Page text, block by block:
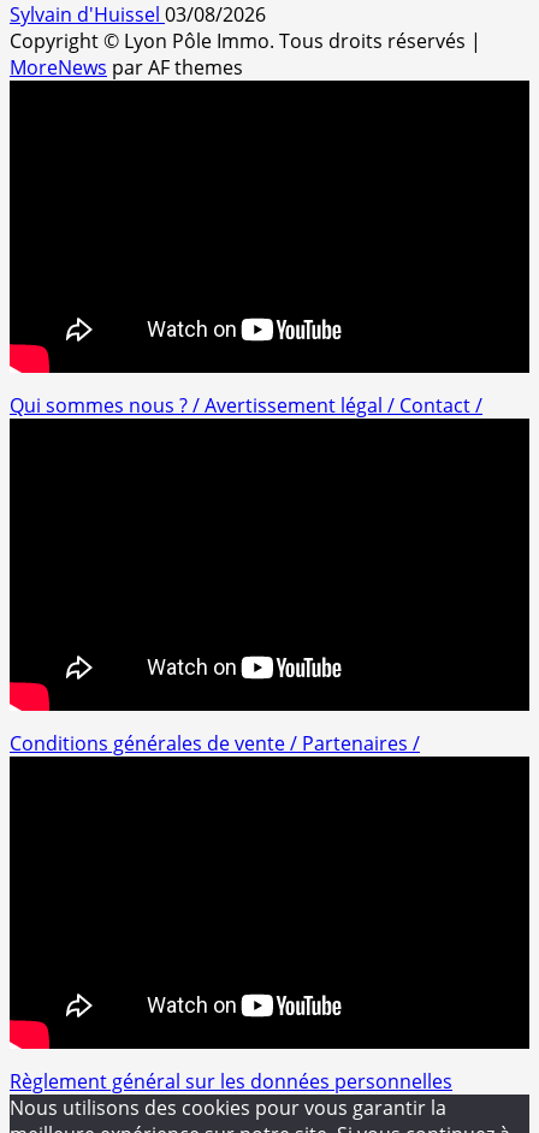
Sylvain d'Huissel 03/08/2026
Copyright © Lyon Pôle Immo. Tous droits réservés |
MoreNews par AF themes
Qui sommes nous ? /Avertissement légal / Contact /
Conditions générales de vente / Partenaires /
Règlement général sur les données personnelles
Nous utilisons des cookies pour vous garantir la